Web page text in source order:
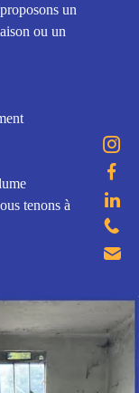
un
ou un
tenons à